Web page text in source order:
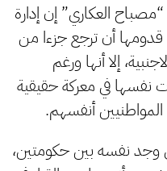
العكاري” إن إدارة
أن ترجع جزءا من
إلا أنها ورغم
نفسها في معركة حقيقية
أنفسهم.
وجد نفسه بين حكومتين،